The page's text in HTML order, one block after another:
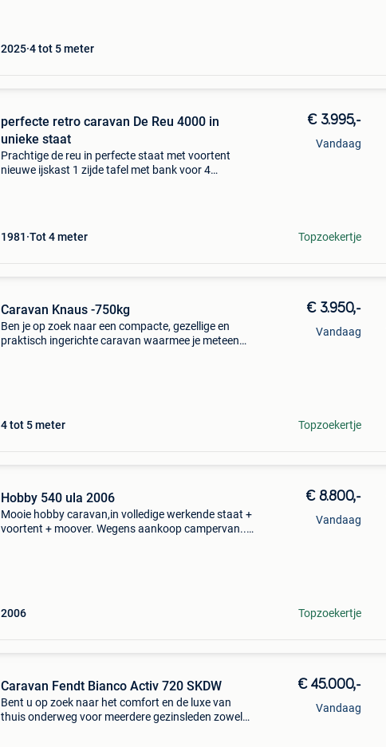
2025 4 tot 5 meter
perfecte retro caravan De Reu 4000 in
unieke staat
Prachtige de reu in perfecte staat met voortent
nieuwe ijskast 1 zijde tafel met bank voor 4
1981 Tot 4 meter
€ 3.995,-
Vandaag
Topzoekertje
Caravan Knaus -750kg
Ben je op zoek naar een compacte, gezellige en
praktisch ingerichte caravan waarmee je meteen
4 tot 5 meter
€ 3.950,-
Vandaag
Topzoekertje
Hobby 540 ula 2006
Mooie hobby caravan,in volledige werkende staat +
voortent + moover. Wegens aankoop campervan..
2006
€ 8.800,-
Vandaag
Topzoekertje
Caravan Fendt Bianco Activ 720 SKDW
Bent u op zoek naar het comfort en de luxe van
thuis onderweg voor meerdere gezinsleden zowel
€ 45.000,-
Vandaag